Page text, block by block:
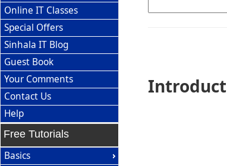
Online IT Classes
Special Offers
Sinhala IT Blog
Guest Book
Your Comments
Contact Us
Help
Free Tutorials
Basics